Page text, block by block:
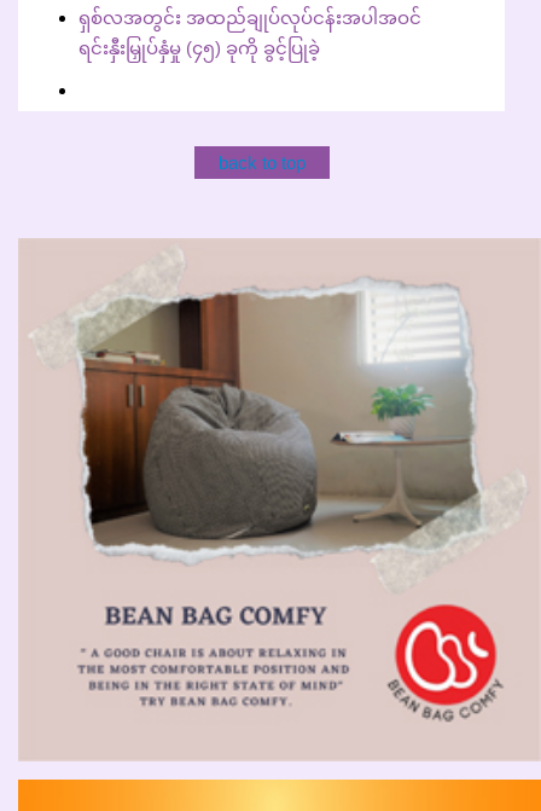
ရှစ်လအတွင်း အထည်ချုပ်လုပ်ငန်းအပါအဝင်
ရင်းနှီးမြှုပ်နှံမှု (၄၅) ခုကို ခွင့်ပြုခဲ့
back to top